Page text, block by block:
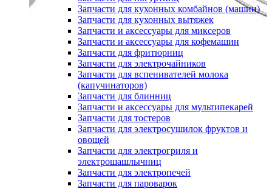
Запчасти для кухонных комбайнов (машин)
Запчасти для кухонных вытяжек
Запчасти и аксессуары для миксеров
Запчасти и аксессуары для кофемашин
Запчасти для фритюрниц
Запчасти для электрочайников
Запчасти для вспенивателей молока
(капучинаторов)
Запчасти для блинниц
Запчасти и аксессуары для мультипекарей
Запчасти для тостеров
Запчасти для электросушилок фруктов и
овощей
Запчасти для электрогриля и
электрошашлычниц
Запчасти для электропечей
Запчасти для пароварок